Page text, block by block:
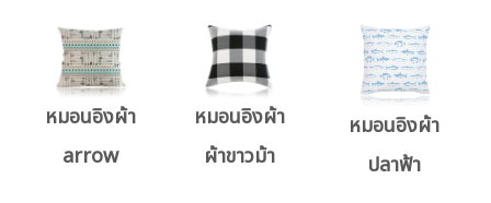
หมอนอิงผ้า
arrow
หมอนอิงผ้า
ผ้าขาวม้า
หมอนอิงผ้า
ปลาฟ้า